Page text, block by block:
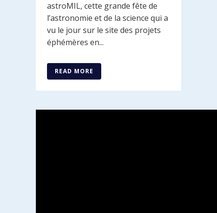
astroMIL, cette grande fête de
l’astronomie et de la science qui a
vu le jour sur le site des projets
éphémères en...
READ MORE